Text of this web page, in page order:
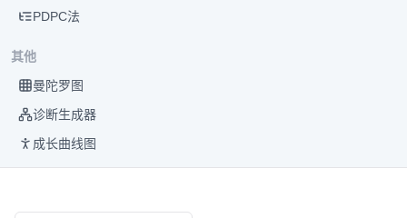
PDPC法
其他
曼陀罗图
诊断生成器
成长曲线图